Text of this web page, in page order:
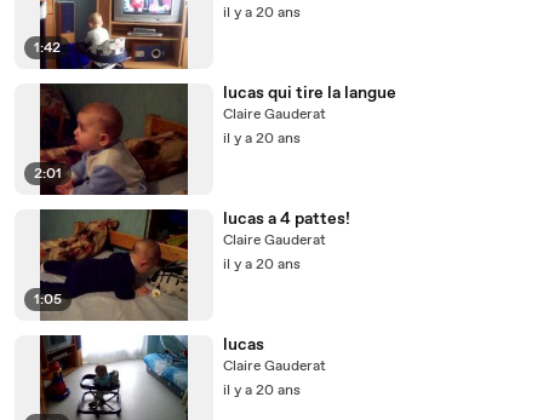
1:42
il y a 20 ans
2:01
lucas qui tire la langue
Claire Gauderat
il y a 20 ans
1:05
lucas a 4 pattes!
Claire Gauderat
il y a 20 ans
lucas
Claire Gauderat
il y a 20 ans